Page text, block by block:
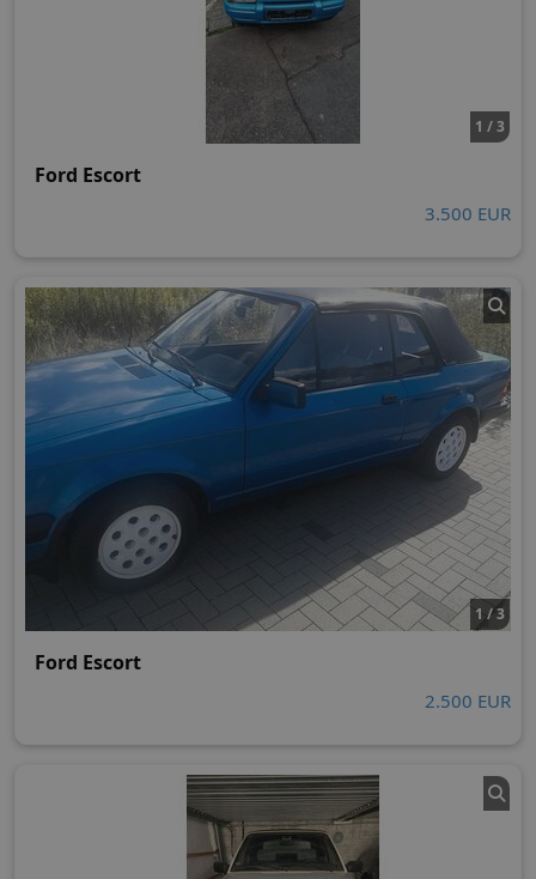
1 / 3
Ford Escort
3.500 EUR
1 / 3
Ford Escort
2.500 EUR